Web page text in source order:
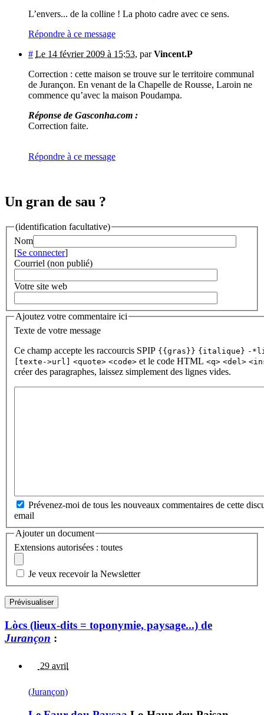
L’envers... de la colline ! La photo cadre avec ce sens.
Répondre à ce message
# Le 14 février 2009 à 15:53, parVincent.P
Correction : cette maison se trouve sur le territoire communal
de Jurançon. En venant de la Chapelle de Rousse, Laroin ne
commence qu’avec la maison Poudampa.
Réponse de Gasconha.com :
Correction faite.
Répondre à ce message
Un gran de sau ?
(identification facultative)
Nom
[Se connecter]
Courriel (non publié)
Votre site web
Ajoutez votre commentaire ici
Texte de votre message
Ce champ accepte les raccourcis SPIP {{gras}} {italique} -
[texte->url]
<quote> <code> et le code HTML <q> <del>
créer des paragraphes, laissez simplement des lignes vides.
Prévenez-moi de tous les nouveaux commentaires de cette
email
Ajouter un document
Extensions autorisées : toutes
Je veux recevoir la Newsletter
Lòcs (lieux-dits = toponymie, paysage...) de
Jurançon :
29 avril
(Jurançon)